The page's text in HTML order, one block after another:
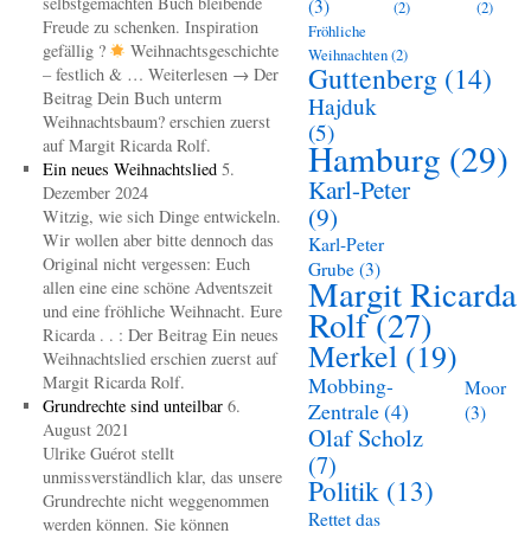
Freude zu schenken. Inspiration
gefällig ?
Weihnachtsgeschichte
– festlich & … Weiterlesen → Der
Beitrag Dein Buch unterm
Weihnachtsbaum? erschien zuerst
auf Margit Ricarda Rolf.
Ein neues Weihnachtslied 5.
Dezember 2024
Witzig, wie sich Dinge entwickeln.
Wir wollen aber bitte dennoch das
Original nicht vergessen: Euch
allen eine eine schöne Adventszeit
und eine fröhliche Weihnacht. Eure
Ricarda . . : Der Beitrag Ein neues
Weihnachtslied erschien zuerst auf
Margit Ricarda Rolf.
Grundrechte sind unteilbar 6.
August 2021
Ulrike Guérot stellt
unmissverständlich klar, das unsere
Grundrechte nicht weggenommen
werden können. Sie können
(3) (2)
(2)
Fröhliche
Weihnachten(2)
Guttenberg (14)
Hajduk
(5)
Hamburg (29)
Karl-Peter
(9)
Karl-Peter
Grube (3)
Margit Ricarda
Rolf(27)
Merkel (19)
Mobbing-
Zentrale(4)
Moor
(3)
Olaf Scholz
(7)
Politik (13)
Rettet das